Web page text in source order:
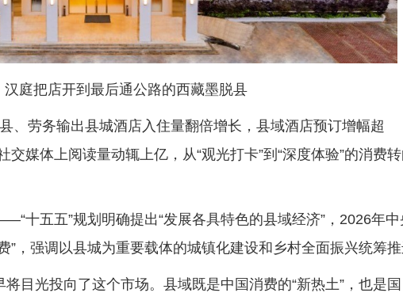
汉庭把店开到最后通公路的西藏墨脱县
劳务输出县城酒店入住量翻倍增长，县域酒店预订增幅超
交媒体上阅读量动辄上亿，从“观光打卡”到“深度体验”的消费
五五”规划明确提出“发展各具特色的县域经济”，2026年中
”，强调以县城为重要载体的城镇化建设和乡村全面振兴统筹
光投向了这个市场。县域既是中国消费的“新热土”，也是国